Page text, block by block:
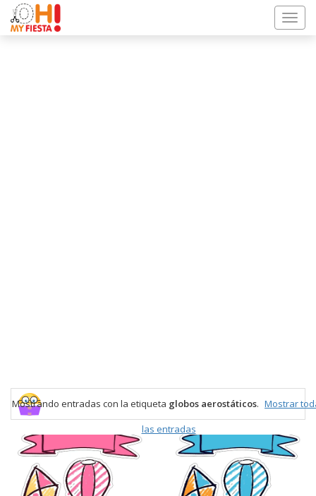
Mostrando entradas con la etiqueta globos aerostáticos. Mostrar
las entradas